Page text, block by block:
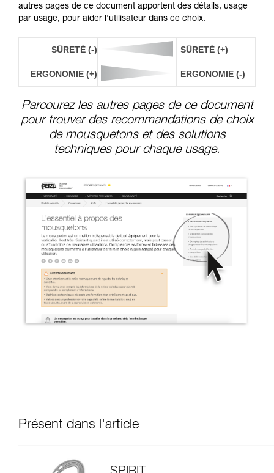
autres pages de ce document apportent des détails, usage
par usage, pour aider l'utilisateur dans ce choix.
SÛRETÉ (-) SÛRETÉ (+)
ERGONOMIE (+) ERGONOMIE (-)
Parcourez les autres pages de ce document
pour trouver des recommandations de choix
de mousquetons et des solutions
techniques pour chaque usage.
Présent dans l'article